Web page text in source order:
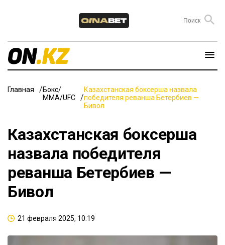
Главная
Бокс/
ММА/UFC
Казахстанская боксерша назвала
победителя реванша Бетербиев —
Бивол
Казахстанская боксерша
назвала победителя
реванша Бетербиев —
Бивол
21 февраля 2025, 10:19